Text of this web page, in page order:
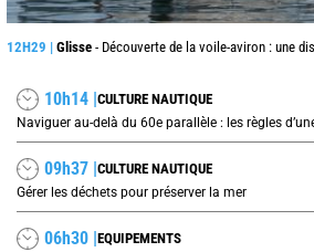
12H29 | Glisse - Découverte de la voile-aviron : une
10h14 |CULTURE NAUTIQUE
09h37 |CULTURE NAUTIQUE
Gérer les déchets pour préserver la mer
06h30 |EQUIPEMENTS